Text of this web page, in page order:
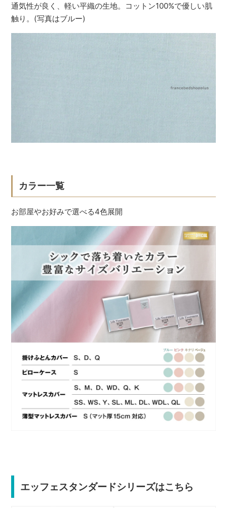
通気性が良く、軽い平織の生地。コットン100%で優しい肌
触り。(写真はブルー)
カラー一覧
お部屋やお好みで選べる4色展開
エッフェスタンダードシリーズはこちら